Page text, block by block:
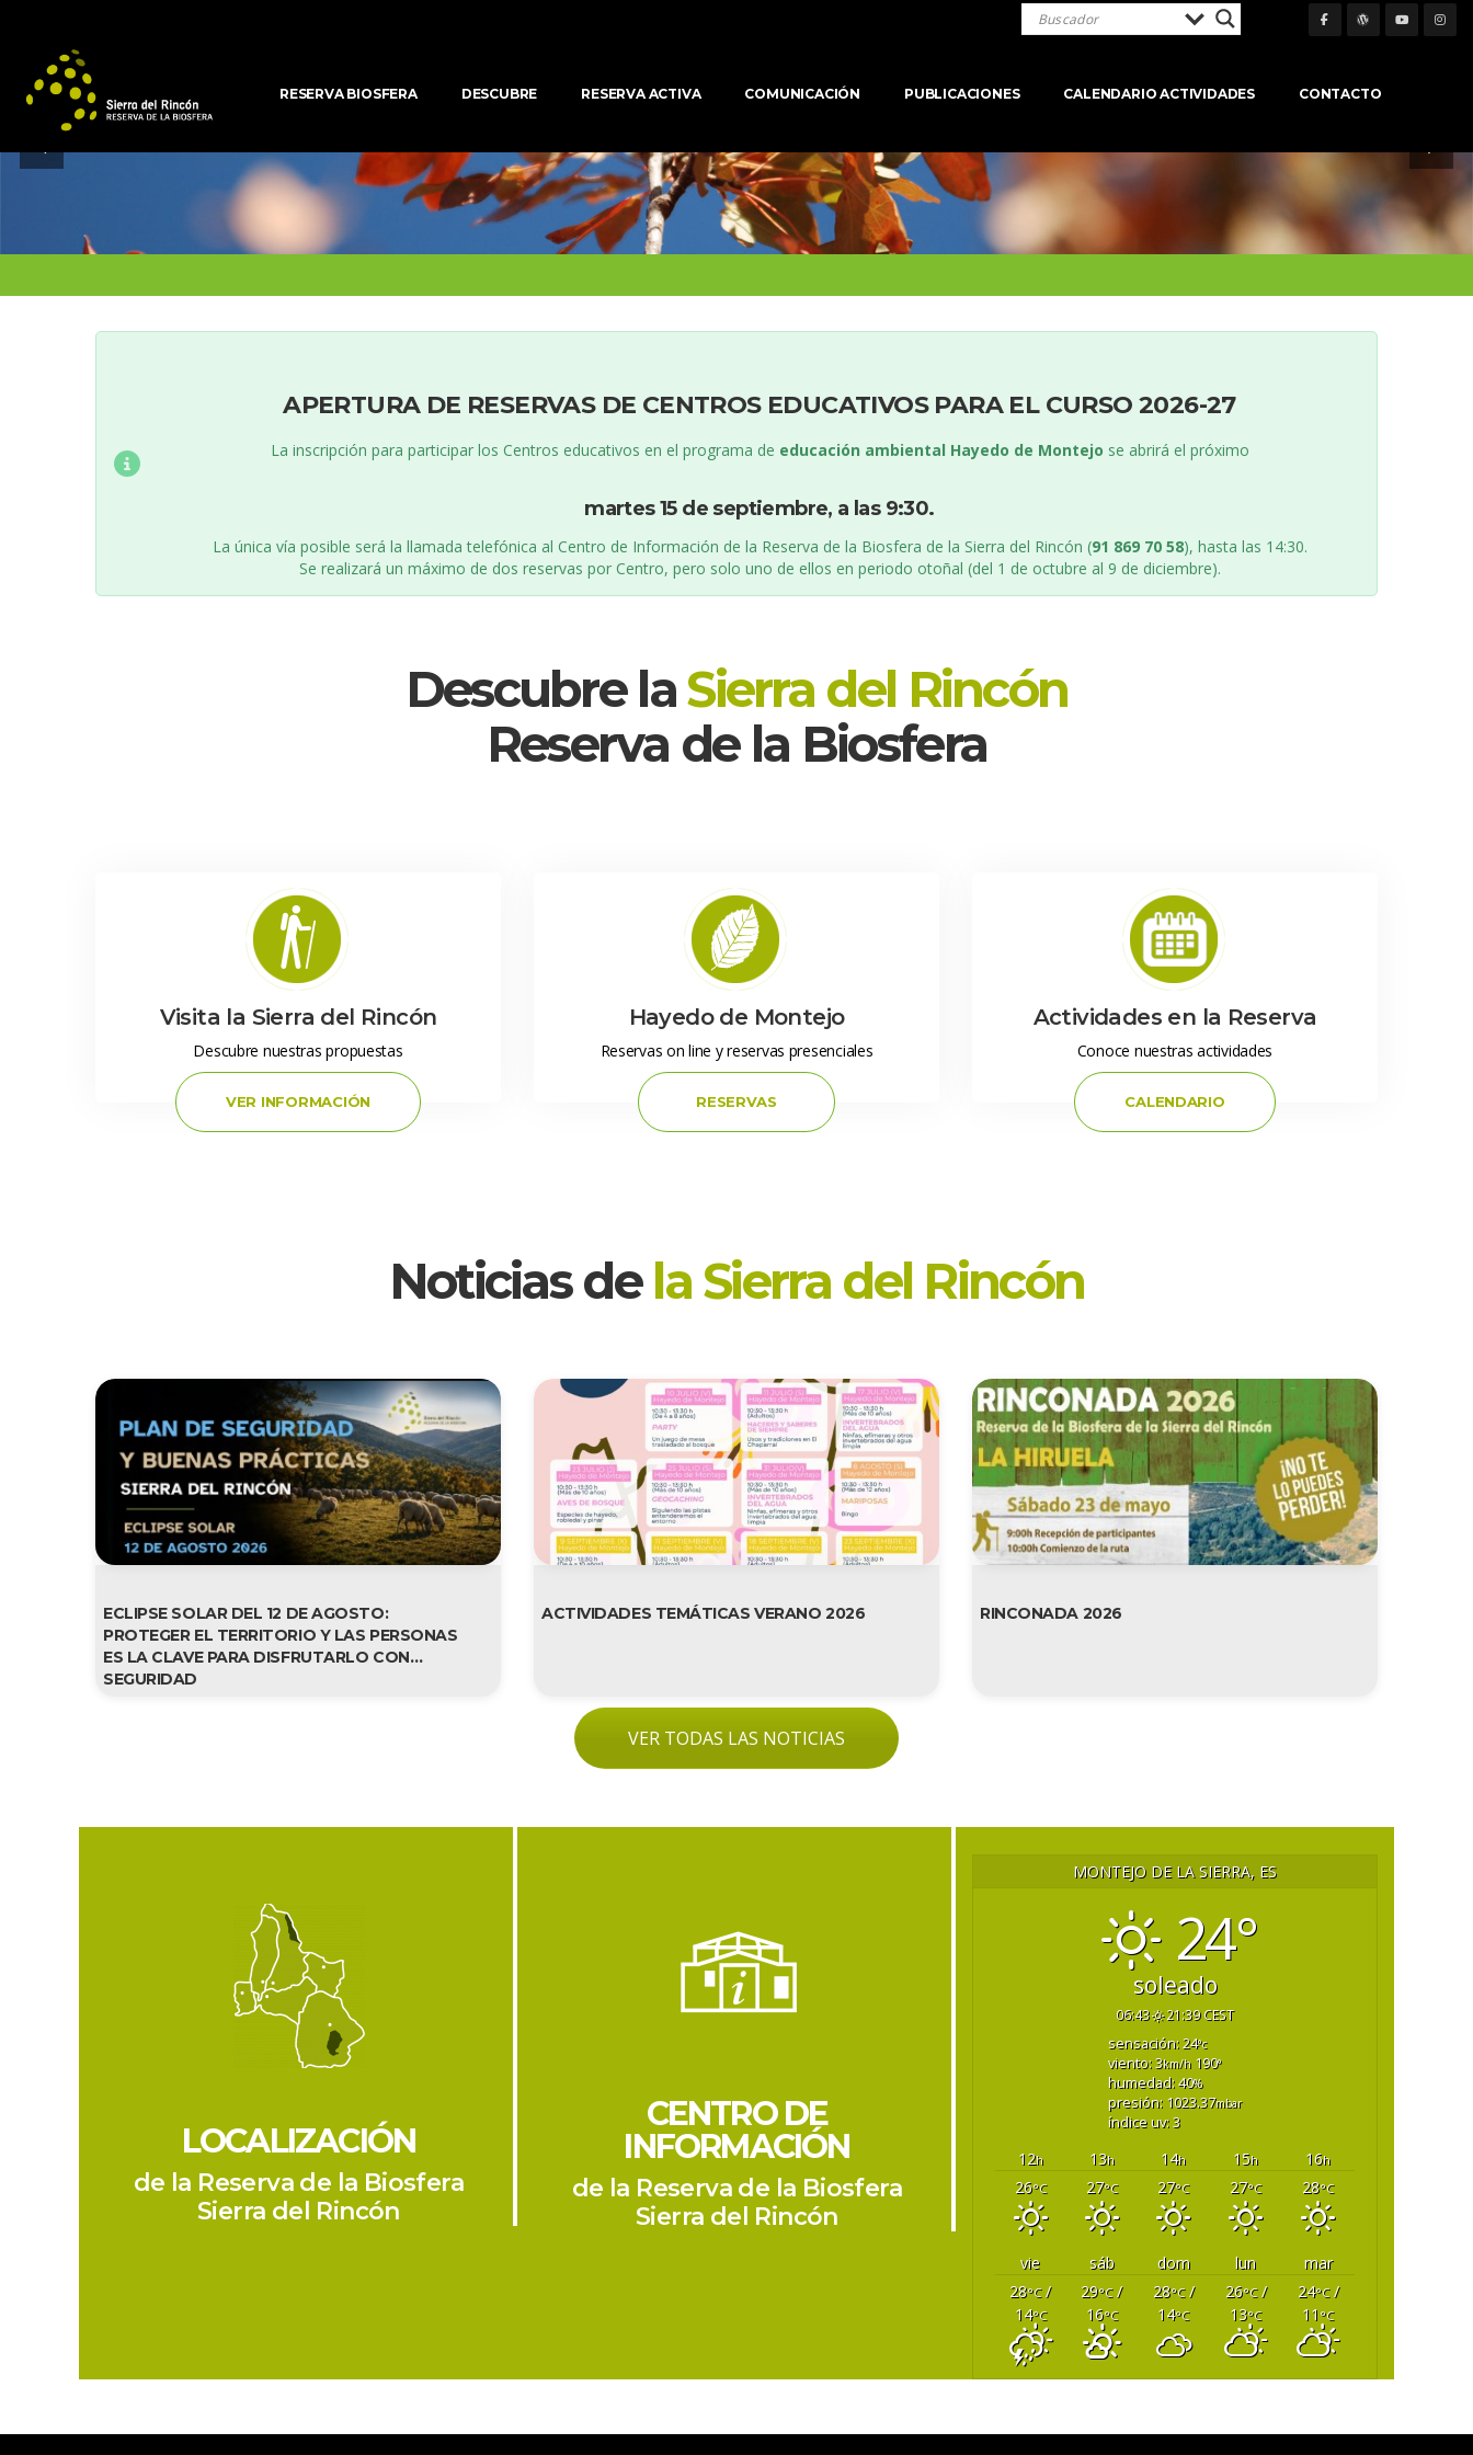
RESERVA BIOSFERA DESCUBRE RESERVA ACTIVA COMUNICACIÓN PUBLICACIONES CALENDARIO ACTIVIDADES CONTACTO
APERTURA DE RESERVAS DE CENTROS EDUCATIVOS PARA EL CURSO 2026-27
La inscripción para participar los Centros educativos en el programa de educación ambiental Hayedo de Montejo se abrirá el próximo
martes 15 de septiembre, a las 9:30.
La única vía posible será la llamada telefónica al Centro de Información de la Reserva de la Biosfera de la Sierra del Rincón (91 869 70 58), hasta las 14:30.
Se realizará un máximo de dos reservas por Centro, pero solo uno de ellos en periodo otoñal (del 1 de octubre al 9 de diciembre).
Descubre laSierra del Rincón
Reserva de la Biosfera
Visita la Sierra del Rincón
Descubre nuestras propuestas
VER INFORMACIÓN
Hayedo de Montejo
Reservas on line y reservas presenciales
RESERVAS
Actividades en la Reserva
Conoce nuestras actividades
CALENDARIO
Noticias de la Sierra del Rincón
ECLIPSE SOLAR DEL 12 DE AGOSTO:
PROTEGER EL TERRITORIO Y LAS PERSONAS
ES LA CLAVE PARA DISFRUTARLO CON
SEGURIDAD
ACTIVIDADES TEMÁTICAS VERANO 2026 RINCONADA 2026
VER TODAS LAS NOTICIAS
LOCALIZACIÓN
de la Reserva de la Biosfera
Sierra del Rincón
CENTRO DE
INFORMACIÓN
de la Reserva de la Biosfera
Sierra del Rincón
MONTEJO DE LA SIERRA, ES
24°
oleado
06:43 21:39 CEST
ensación: 24°c
viento: 3km/h 190°
humedad: 40%
presión: 1023.37mbar
índice uv: 3
12h 13h 14h 15h 16h
26°C 27°C 27°C 27°C 28°C
vie áb dom lun
mar
28°C /
14°C
29°C /
16°C
28°C /
14°C
26°C /
13°C
24°C /
11 °C